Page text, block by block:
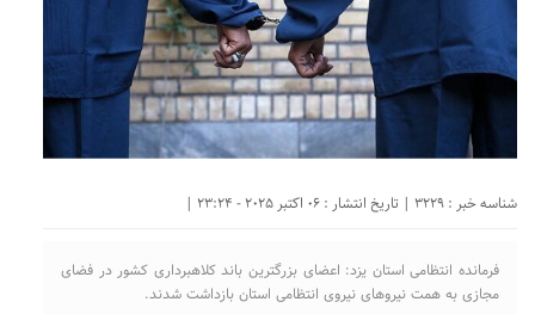
شناسه خبر : 3229 | تاریخ انتشار : 06 اکتبر 2025 - 23:24 |
فرمانده انتظامی استان یزد: اعضای بزرگترین باند کلاهبرداری کشور در فضای
مجازی به همت نیرو‌های نیروی انتظامی استان بازداشت شدند.